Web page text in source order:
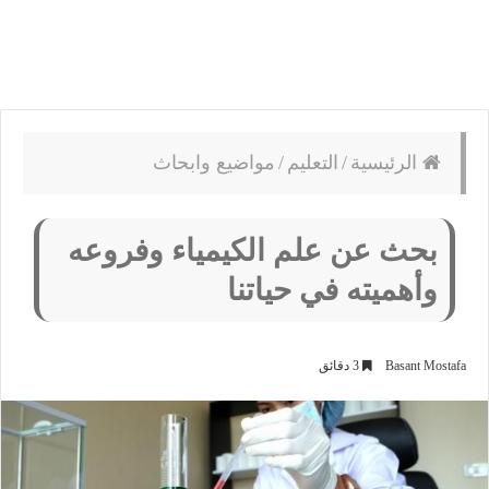
الرئيسية / التعليم / مواضيع وابحاث
بحث عن علم الكيمياء وفروعه
وأهميته في حياتنا
Basant Mostafa